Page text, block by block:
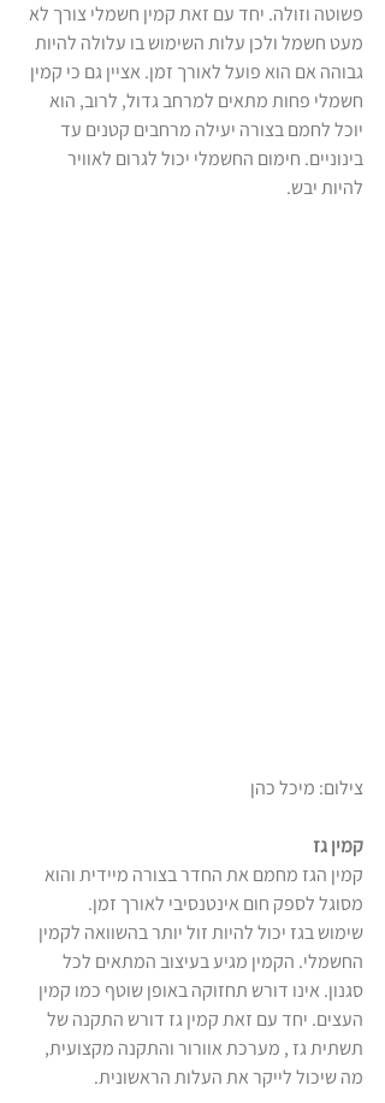
פשוטה וזולה. יחד עם זאת קמין חשמלי צורך לא
מעט חשמל ולכן עלות השימוש בו עלולה להיות
גבוהה אם הוא פועל לאורך זמן. אציין גם כי קמין
חשמלי פחות מתאים למרחב גדול, לרוב, הוא
יוכל לחמם בצורה יעילה מרחבים קטנים עד
בינוניים. חימום החשמלי יכול לגרום לאוויר
להיות יבש.
צילום: מיכל כהן
קמין גז
קמין הגז מחמם את החדר בצורה מיידית והוא
מסוגל לספק חום אינטנסיבי לאורך זמן.
שימוש בגז יכול להיות זול יותר בהשוואה לקמין
החשמלי. הקמין מגיע בעיצוב המתאים לכל
סגנון. אינו דורש תחזוקה באופן שוטף כמו קמין
העצים. יחד עם זאת קמין גז דורש התקנה של
תשתית גז , מערכת אוורור והתקנה מקצועית,
מה שיכול לייקר את העלות הראשונית.